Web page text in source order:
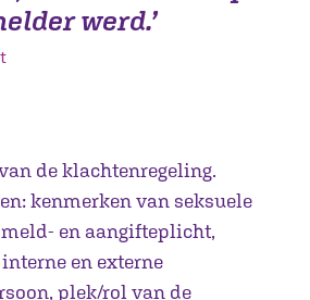
werd.’
de klachtenregeling.
kenmerken van seksuele
en aangifteplicht,
en externe
plek/rol van de